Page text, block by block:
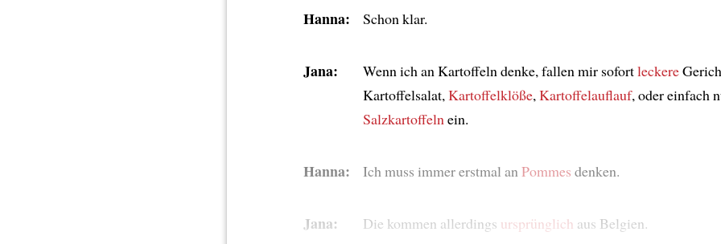
Hanna: Schon klar.
Jana: Wenn ich an Kartoffeln denke, fallen mir sofortleckere
Kartoffelsalat, Kartoffelklöße, Kartoffelauflauf, oder einfach
Salzkartoffeln ein.
Hanna: Ich muss immer erstmal an Pommes denken.
Jana: Die kommen allerdings ursprünglich aus Belgien.